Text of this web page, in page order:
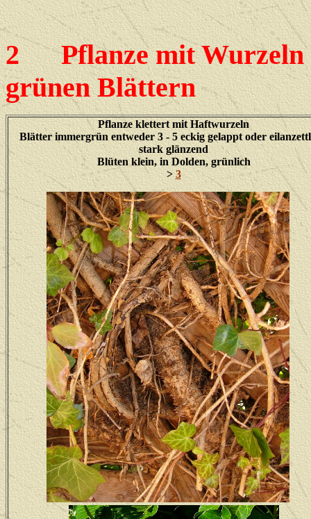
2Pflanze mit Wurzeln
grünen Blättern
Pflanze klettert mit Haftwurzeln
Blätter immergrün entweder 3 - 5 eckig gelappt oder
stark glänzend
Blüten klein, in Dolden, grünlich
> 3